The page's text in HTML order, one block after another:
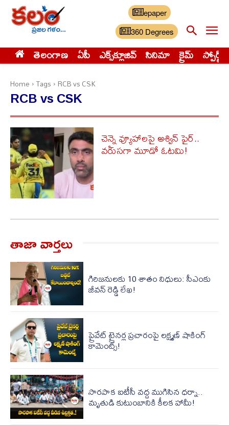
epaper
360 Degrees
తెలంగాణ ఏపీ ఎక్స్‌క్లూజివ్‌ సినిమా క్రైమ్ స్పోర్ట్స్
Home Tags RCB vs CSK
RCB vs CSK
చెన్నై వ్యూహాలపై అశ్విన్ ఫైర్..
వరుసగా మూడో ఓటమి!
తాజా వార్త‌లు
గిరిజనులకు 10 శాతం నిధులు: సీఎంకు
జీవన్ రెడ్డి లేఖ!
ప్రైవేట్ ట్రైనర్ల ప్రచారంపై లక్ష్మణ్ షాకింగ్
కామెంట్స్!
సారపాక ఐటీసీ వద్ద ముగిసిన ధర్నా..
మృతుడి కుటుంబానికి కీలక హామీ!